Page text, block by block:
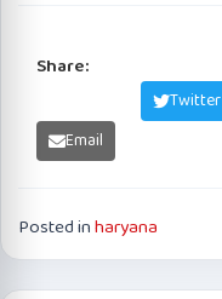
Share:
Twitter
Email
Posted inharyana